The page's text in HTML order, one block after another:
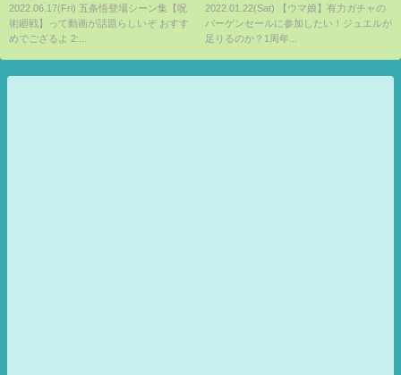
2022.06.17(Fri) 五条悟登場シーン集【呪
術廻戦】って動画が話題らしいぞ おすす
めでござるよ 2:...
ュエル数を再確認する。
2022.01.22(Sat) 【ウマ娘】有力ガチャの
バーゲンセールに参加したい！ジュエルが
足りるのか？1周年...